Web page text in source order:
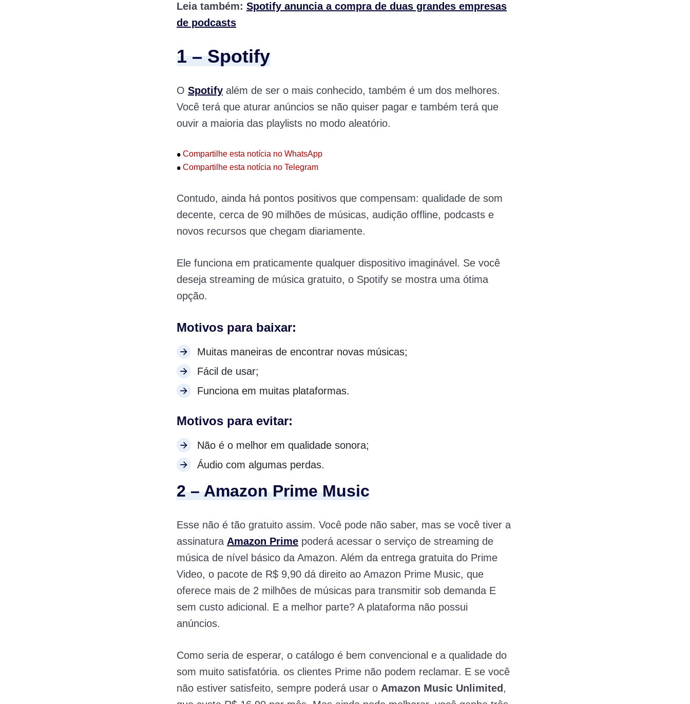
Leia também: Spotify anuncia a compra de duas grandes empresas
de podcasts
1 – Spotify
O Spotify além de ser o mais conhecido, também é um dos melhores.
Você terá que aturar anúncios se não quiser pagar e também terá que
ouvir a maioria das playlists no modo aleatório.
• Compartilhe esta notícia no WhatsApp
• Compartilhe esta notícia no Telegram
Contudo, ainda há pontos positivos que compensam: qualidade de som
decente, cerca de 90 milhões de músicas, audição offline, podcasts e
novos recursos que chegam diariamente.
Ele funciona em praticamente qualquer dispositivo imaginável. Se você
deseja streaming de música gratuito, o Spotify se mostra uma ótima
opção.
Motivos para baixar:
Muitas maneiras de encontrar novas músicas;
Fácil de usar;
Funciona em muitas plataformas.
Motivos para evitar:
Não é o melhor em qualidade sonora;
Áudio com algumas perdas.
2 – Amazon Prime Music
Esse não é tão gratuito assim. Você pode não saber, mas se você tiver a
assinatura Amazon Prime poderá acessar o serviço de streaming de
música de nível básico da Amazon. Além da entrega gratuita do Prime
Video, o pacote de R$ 9,90 dá direito ao Amazon Prime Music, que
oferece mais de 2 milhões de músicas para transmitir sob demanda E
sem custo adicional. E a melhor parte? A plataforma não possui
anúncios.
Como seria de esperar, o catálogo é bem convencional e a qualidade do
som muito satisfatória. os clientes Prime não podem reclamar. E se você
não estiver satisfeito, sempre poderá usar o Amazon Music Unlimited ,